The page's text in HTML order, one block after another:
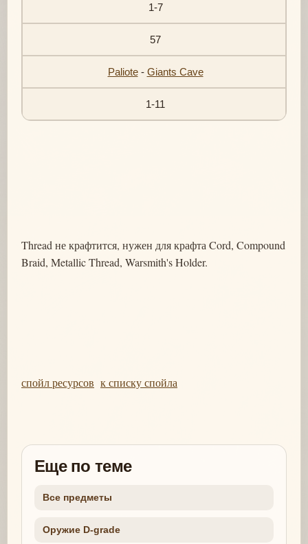
1-7
57
Paliote- Giants Cave
1-11
Thread не крафтится, нужен для крафта Cord, Compound
Braid, Metallic Thread, Warsmith's Holder.
спойл ресурсов к списку спойла
Еще по теме
Все предметы
Оружие D-grade